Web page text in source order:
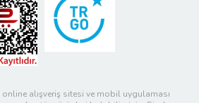
online alışveriş sitesi ve mobil uygulaması